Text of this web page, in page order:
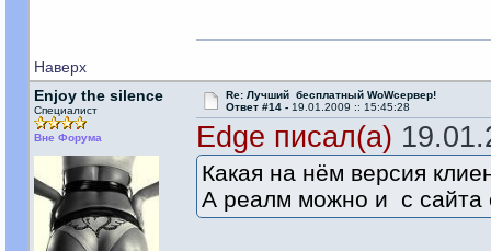
Наверх
Enjoy the silence
Специалист
Вне Форума
Re: Лучший бесплатный WoWсервер!
Ответ #14 - 19.01.2009 :: 15:45:28
Edge писал(а)
Какая на нём версия
А реалм можно и с сайта